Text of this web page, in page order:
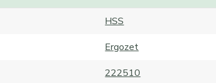
HSS
Ergozet
222510